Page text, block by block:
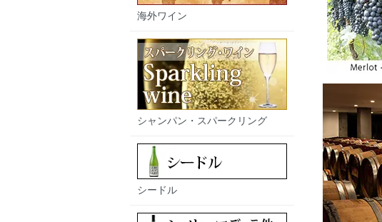
海外ワイン
シャンパン・スパークリング
シードル